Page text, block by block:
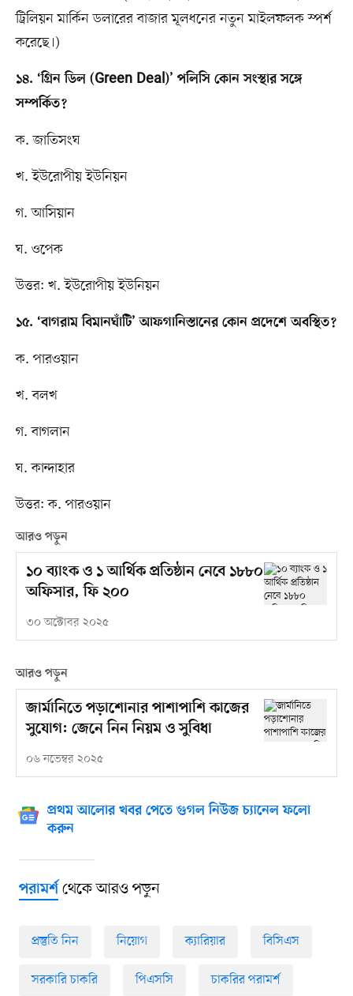
ট্রিলিয়ন মার্কিন ডলারের বাজার মূলধনের নতুন মাইলফলক স্পর্শ
করেছে।)
১৪. ‘গ্রিন ডিল (Green Deal)’ পলিসি কোন সংস্থার সঙ্গে
সম্পর্কিত?
ক. জাতিসংঘ
খ. ইউরোপীয় ইউনিয়ন
গ. আসিয়ান
ঘ. ওপেক
উত্তর: খ. ইউরোপীয় ইউনিয়ন
১৫. ‘বাগরাম বিমানঘাঁটি’ আফগানিস্তানের কোন প্রদেশে অবস্থিত?
ক. পারওয়ান
খ. বলখ
গ. বাগলান
ঘ. কান্দাহার
উত্তর: ক. পারওয়ান
আরও পড়ুন
১০ ব্যাংক ও ১ আর্থিক প্রতিষ্ঠান নেবে ১৮৮০
অফিসার, ফি ২০০
৩০ অক্টোবর ২০২৫
আরও পড়ুন
জার্মানিতে পড়াশোনার পাশাপাশি কাজের
সুযোগ: জেনে নিন নিয়ম ও সুবিধা
০৬ নভেম্বর ২০২৫
প্রথম আলোর খবর পেতে গুগল নিউজ চ্যানেল ফলো
করুন
পরামর্শথেকে আরও পড়ুন
প্রস্তুতি নিন নিয়োগ ক্যারিয়ার বিসিএস
সরকারি চাকরি পিএসসি চাকরির পরামর্শ